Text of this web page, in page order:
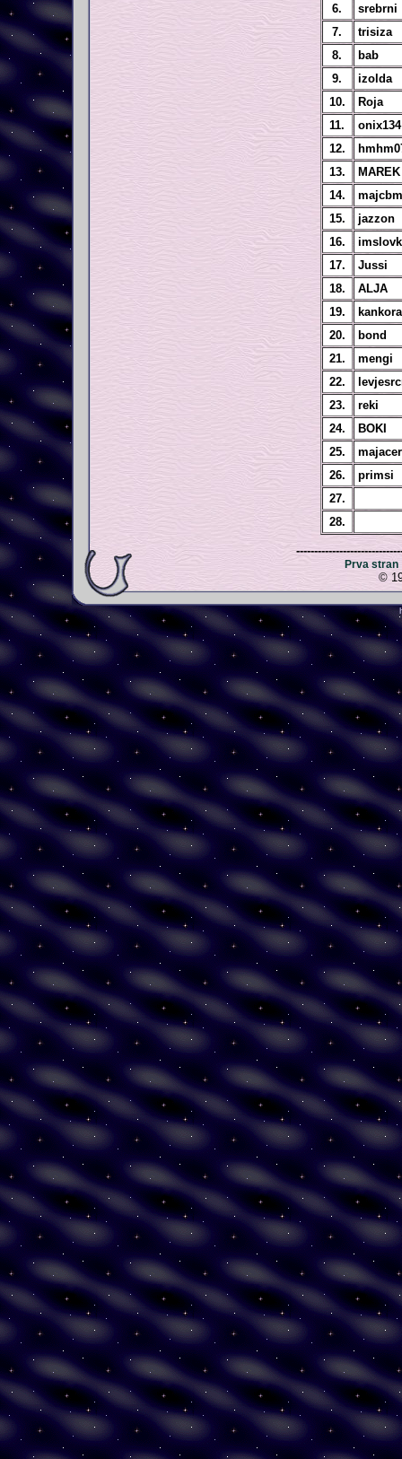
6.
srebrni
7.
trisiza
8.
bab
9.
izolda
10.
Roja
11.
onix134
12.
13.
MAREK
14.
majcbm
15.
jazzon
16.
17.
Jussi
18.
ALJA
19.
kankora
20.
bond
21.
mengi
22.
23.
reki
24.
BOKI
25.
26.
primsi
27.
28.
Prva stran
©